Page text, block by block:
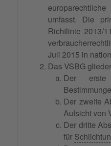
umfasst. Die
Richtlinie 2013/
Juli 2015 in
Das VSBG
Der erste
Der zweite
Aufsicht von
Der dritte
für